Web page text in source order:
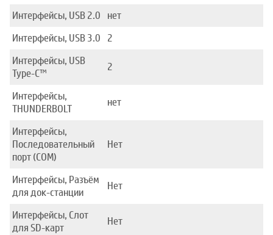
Интерфейсы, USB 2.0
нет
Интерфейсы, USB 3.0
2
Интерфейсы, USB
Type-C™
2
Интерфейсы,
THUNDERBOLT
нет
Интерфейсы,
Последовательный
порт (COM)
Нет
Интерфейсы, Разъём
для док-станции
Нет
Интерфейсы, Слот
для SD-карт
Нет